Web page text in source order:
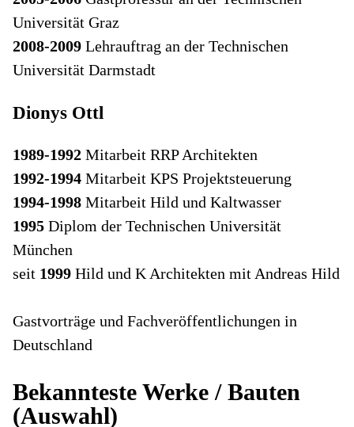
Universität Graz
2008-2009 Lehrauftrag an der Technischen
Universität Darmstadt
Dionys Ottl
1989-1992 Mitarbeit RRP Architekten
1992-1994 Mitarbeit KPS Projektsteuerung
1994-1998 Mitarbeit Hild und Kaltwasser
1995 Diplom der Technischen Universität
München
seit 1999 Hild und K Architekten mit Andreas Hild
Gastvorträge und Fachveröffentlichungen in
Deutschland
Bekannteste Werke / Bauten
(Auswahl)